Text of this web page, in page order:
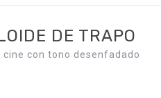
DE TRAPO
cine con tono desenfadado